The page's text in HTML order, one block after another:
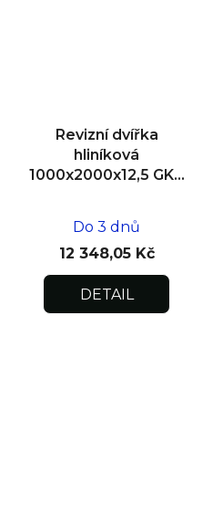
Revizní dvířka
hliníková
1000x2000x12,5 GKB
Do 3 dnů
12 348,05 Kč
DETAIL